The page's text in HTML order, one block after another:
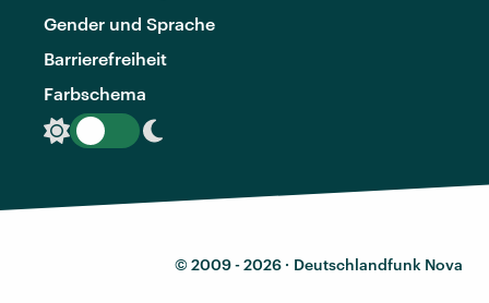
Gender und Sprache
Barrierefreiheit
Farbschema
© 2009 - 2026 · Deutschlandfunk Nova